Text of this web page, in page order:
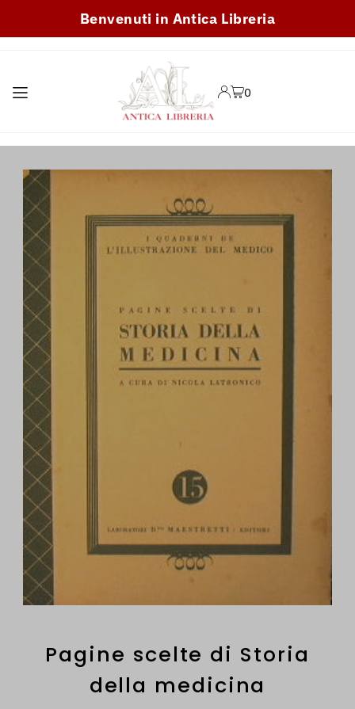
TRANSLATION MISSING:
Benvenuti in Antica Libreria
0
Pagine scelte di Storia
della medicina